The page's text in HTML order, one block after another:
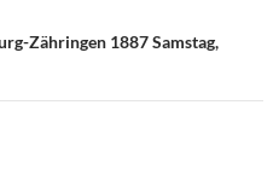
Zähringen 1887 Samstag,